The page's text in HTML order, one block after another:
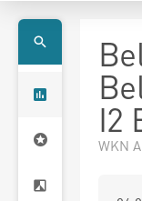
I2
WKN